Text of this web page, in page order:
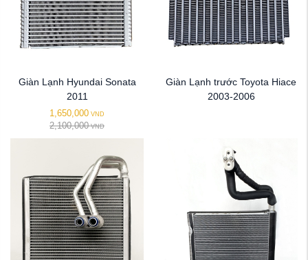
Giàn Lạnh Hyundai Sonata
2011
1,650,000 VND
2,100,000 VND
Giàn Lạnh trước Toyota Hiace
2003-2006